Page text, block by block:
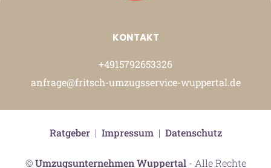
KONTAKT
+4915792653326
anfrage@fritsch-umzugsservice-wuppertal.de
©Umzugsunternehmen Wuppertal- Alle Rechte
Ratgeber| Impressum| Datenschutz